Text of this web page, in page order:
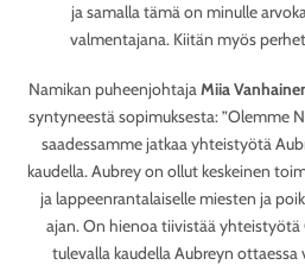
ja samalla tämä on minulle
valmentajana. Kiitän myös
Namikan puheenjohtaja Miia
syntyneestä sopimuksesta: ”Olemme
saadessamme jatkaa yhteistyötä
kaudella. Aubrey on ollut keskeinen
ja lappeenrantalaiselle miesten ja
ajan. On hienoa tiivistää yhteistyötä
tulevalla kaudella Aubreyn